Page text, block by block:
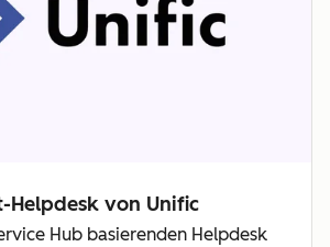
Helpdesk von Unific
Hub basierenden Helpdesk